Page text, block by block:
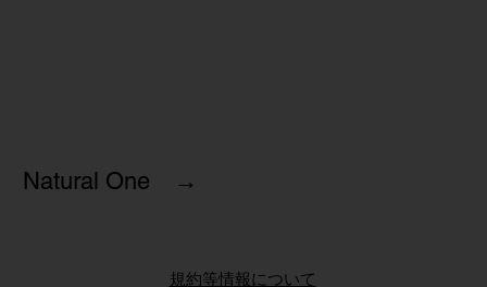
Natural One →
規約等情報について